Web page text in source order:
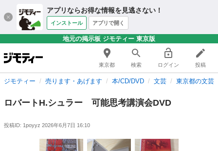
アプリならお得な情報を見逃さない！
インストール アプリで開く
地元の掲示板 ジモティー 東京版
東京都 検索 ログイン 投稿
ジモティー 売ります・あげます 本/CD/DVD 文芸 東京都の文芸
ロバートH.シュラー 可能思考講演会DVD
投稿ID: 1poyyz 2026年6月7日 16:10